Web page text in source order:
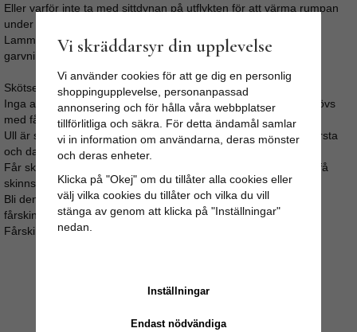
Eller varför inte ta med sittdynan på utflykten för att värma rumpan
under fikapausen.
Lammskinnet har en lätt fräsch doft från tvål och oljor från
garvningen, doften försvinner med tiden.
Skötselråd:
Inga av våra fårskinn bör tvättas i maskin, vilket inte heller behövs
med fårskinn.
Ull är självrensande, vädra skinnet under tak i fuktigt väder. Borsta
och dammsug regelbundet.
Får skinnet fläckar så gnugga med lätt fuktad trasa, undvik att få
skinnsidan blöt.
Bli den ändå fuktig så låt den torka långsamt och stretcha/dra i
fårskinnet med jämna mellanrum.
Fårskinnen kan kemtvättas.
Vi skräddarsyr din upplevelse
Vi använder cookies för att ge dig en personlig
shoppingupplevelse, personanpassad
annonsering och för hålla våra webbplatser
tillförlitliga och säkra. För detta ändamål samlar
vi in information om användarna, deras mönster
och deras enheter.
Klicka på "Okej" om du tillåter alla cookies eller
välj vilka cookies du tillåter och vilka du vill
stänga av genom att klicka på "Inställningar"
nedan.
Inställningar
Endast nödvändiga